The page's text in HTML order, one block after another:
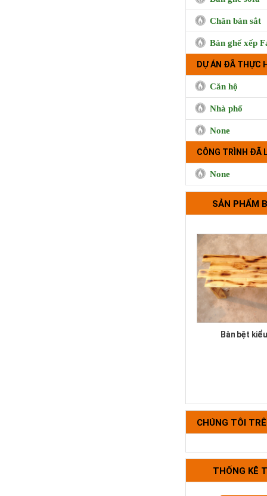
Chân bàn sắt
Bàn ghế xếp
DỰ ÁN ĐÃ THỰC
Căn hộ
Nhà phố
None
CÔNG TRÌNH ĐÃ
None
SẢN PHẨM
Trà sữa
Bộ tựa lưng
Bàn bệt
Bộ bàn ghế
CHÚNG TÔI
THỐNG KÊ